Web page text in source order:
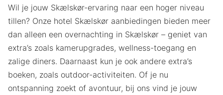
Wil je jouw Skælskør-ervaring naar een hoger niveau
tillen? Onze hotel Skælskør aanbiedingen bieden meer
dan alleen een overnachting in Skælskør – geniet van
extra’s zoals kamerupgrades, wellness-toegang en
zalige diners. Daarnaast kun je ook andere extra’s
boeken, zoals outdoor-activiteiten. Of je nu
ontspanning zoekt of avontuur, bij ons vind je jouw